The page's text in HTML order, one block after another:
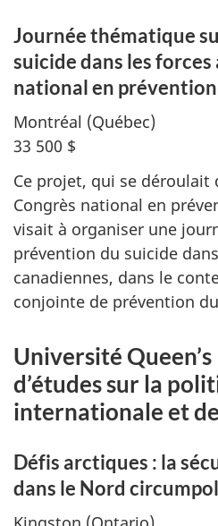
Journée thématique
suicide dans les forces
national en
Montréal (Québec)
33 500 $
Ce projet, qui se déroulait
Congrès national en
visait à organiser une
prévention du suicide
canadiennes, dans le
conjointe de prévention
Université
d’études sur la
internationale et
Défis arctiques : la
dans le Nord